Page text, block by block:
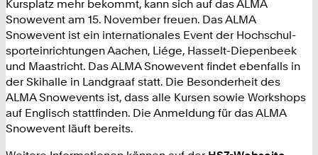
Kursplatz mehr bekommt, kann sich auf das ALMA
Snowevent am 15. November freuen. Das ALMA
Snowevent ist ein internationales Event der Hochschul-
sporteinrichtungen Aachen, Liége, Hasselt-Diepenbeek
und Maastricht. Das ALMA Snowevent findet ebenfalls in
der Skihalle in Landgraaf statt. Die Besonderheit des
ALMA Snowevents ist, dass alle Kursen sowie Workshops
auf Englisch stattfinden. Die Anmeldung für das ALMA
Snowevent läuft bereits.